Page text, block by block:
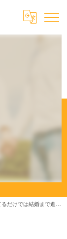
けでは結婚まで進めない。